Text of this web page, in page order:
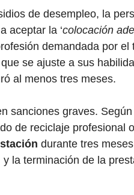
de desempleo, la
aceptar la ‘colocación
demandada por el
se ajuste a sus
al menos tres meses.
sanciones graves.
de reciclaje profesional
durante tres
la terminación de la